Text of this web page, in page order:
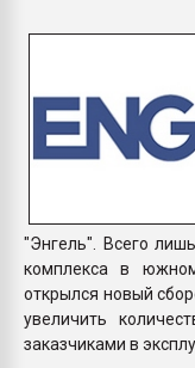
"Энгель". Всего
комплекса в
открылся новый
увеличить
заказчиками в